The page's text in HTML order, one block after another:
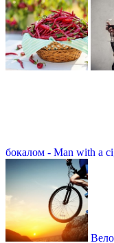
бокалом - Man with a